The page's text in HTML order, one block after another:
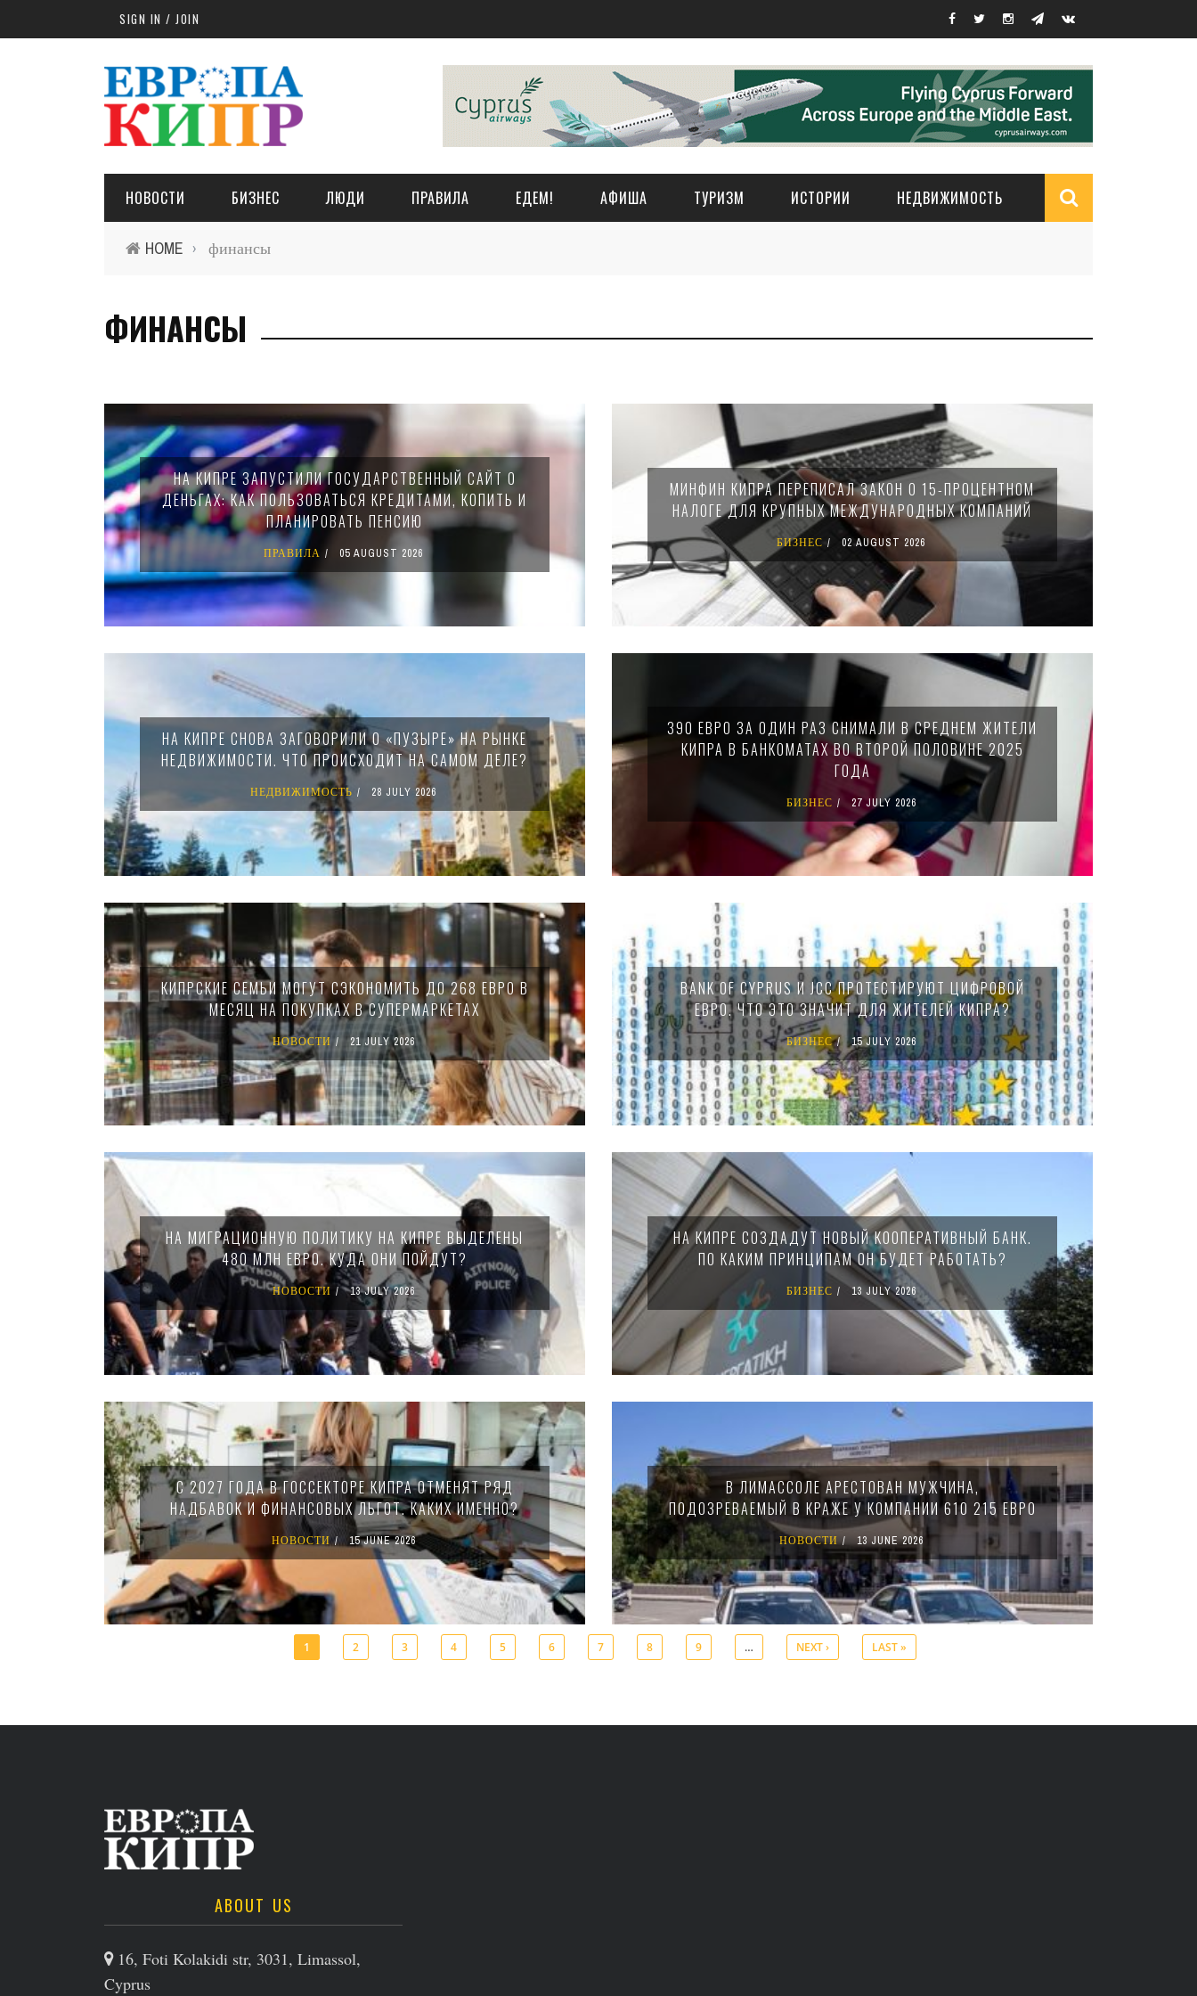
Skip to main contentSIGN IN / JOIN
НОВОСТИ БИЗНЕС ЛЮДИ ПРАВИЛА ЕДЕМ! АФИША ТУРИЗМ ИСТОРИИ НЕДВИЖИМОСТЬ
HOME › финансы
ФИНАНСЫ
НА КИПРЕ ЗАПУСТИЛИ ГОСУДАРСТВЕННЫЙ САЙТ О
ДЕНЬГАХ: КАК ПОЛЬЗОВАТЬСЯ КРЕДИТАМИ, КОПИТЬ И
ПЛАНИРОВАТЬ ПЕНСИЮ
ПРАВИЛА 05 AUGUST 2026
МИНФИН КИПРА ПЕРЕПИСАЛ ЗАКОН О 15-ПРОЦЕНТНОМ
НАЛОГЕ ДЛЯ КРУПНЫХ МЕЖДУНАРОДНЫХ КОМПАНИЙ
БИЗНЕС 02 AUGUST 2026
НА КИПРЕ СНОВА ЗАГОВОРИЛИ О «ПУЗЫРЕ» НА РЫНКЕ
НЕДВИЖИМОСТИ. ЧТО ПРОИСХОДИТ НА САМОМ ДЕЛЕ?
НЕДВИЖИМОСТЬ 28 JULY 2026
390 ЕВРО ЗА ОДИН РАЗ СНИМАЛИ В СРЕДНЕМ ЖИТЕЛИ
КИПРА В БАНКОМАТАХ ВО ВТОРОЙ ПОЛОВИНЕ 2025
ГОДА
БИЗНЕС 27 JULY 2026
КИПРСКИЕ СЕМЬИ МОГУТ СЭКОНОМИТЬ ДО 268 ЕВРО В
МЕСЯЦ НА ПОКУПКАХ В СУПЕРМАРКЕТАХ
НОВОСТИ 21 JULY 2026
BANK OF CYPRUS И JCC ПРОТЕСТИРУЮТ ЦИФРОВОЙ
ЕВРО. ЧТО ЭТО ЗНАЧИТ ДЛЯ ЖИТЕЛЕЙ КИПРА?
БИЗНЕС 15 JULY 2026
НА МИГРАЦИОННУЮ ПОЛИТИКУ НА КИПРЕ ВЫДЕЛЕНЫ
480 МЛН ЕВРО. КУДА ОНИ ПОЙДУТ?
НОВОСТИ 13 JULY 2026
НА КИПРЕ СОЗДАДУТ НОВЫЙ КООПЕРАТИВНЫЙ БАНК.
ПО КАКИМ ПРИНЦИПАМ ОН БУДЕТ РАБОТАТЬ?
БИЗНЕС 13 JULY 2026
С 2027 ГОДА В ГОССЕКТОРЕ КИПРА ОТМЕНЯТ РЯД
НАДБАВОК И ФИНАНСОВЫХ ЛЬГОТ. КАКИХ ИМЕННО?
НОВОСТИ 15 JUNE 2026
В ЛИМАССОЛЕ АРЕСТОВАН МУЖЧИНА,
ПОДОЗРЕВАЕМЫЙ В КРАЖЕ У КОМПАНИИ 610 215 ЕВРО
НОВОСТИ 13 JUNE 2026
Pages
1 2 3 4 5 6 7 8 9 … NEXT › LAST »
ABOUT US
16, Foti Kolakidi str, 3031, Limassol,
Cyprus